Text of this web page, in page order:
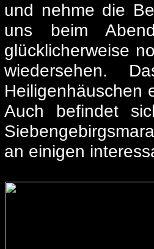
und nehme die
uns beim
glücklicherweise
wiedersehen.
Heiligenhäuschen
Auch befindet
an einigen